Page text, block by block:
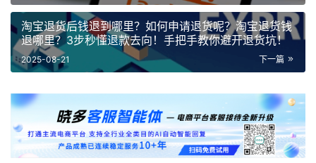
淘宝退货后钱退到哪里？如何申请退货呢？淘宝退货钱
退哪里？3步秒懂退款去向！手把手教你避开退货坑！
下一篇
2025-08-21